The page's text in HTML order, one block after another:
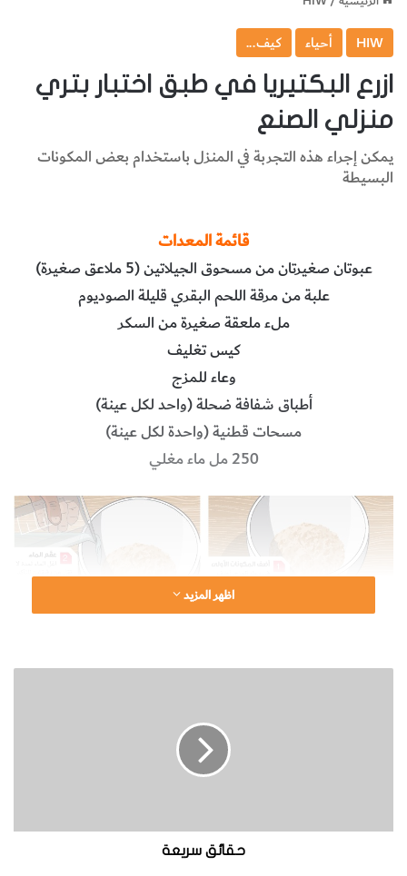
HIW أحياء كيف...
ازرع البكتيريا في طبق اختبار بتري
منزلي الصنع
يمكن إجراء هذه التجربة في المنزل باستخدام بعض المكونات
البسيطة
قائمة‭ ‬المعدات
عبوتان‭ ‬صغيرتان‭ ‬من‭ ‬مسحوق‭ ‬الجيلاتين (‬‭ ‬5‭‬ملاعق‭ ‬صغيرة)‬
علبة‭ ‬من‭ ‬مرقة‭ ‬اللحم‭ ‬البقري‭ ‬قليلة‭ ‬الصوديوم
ملء‭ ‬ملعقة‭ ‬صغيرة‭ ‬من‭ ‬السكر
كيس‭ ‬تغليف
وعاء‭ ‬للمزج
أطباق‭ ‬شفافة‭ ‬ضحلة (واحد‭ ‬لكل‭ ‬عينة)
مسحات‭ ‬قطنية (‬واحدة‭ ‬لكل‭ ‬عينة)‬
250 ‬مل‭ ‬ماء‭ ‬مغلي
اظهر المزيد
ع
حقائق سريعة